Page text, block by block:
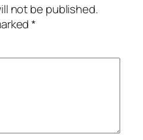
not be published.
*